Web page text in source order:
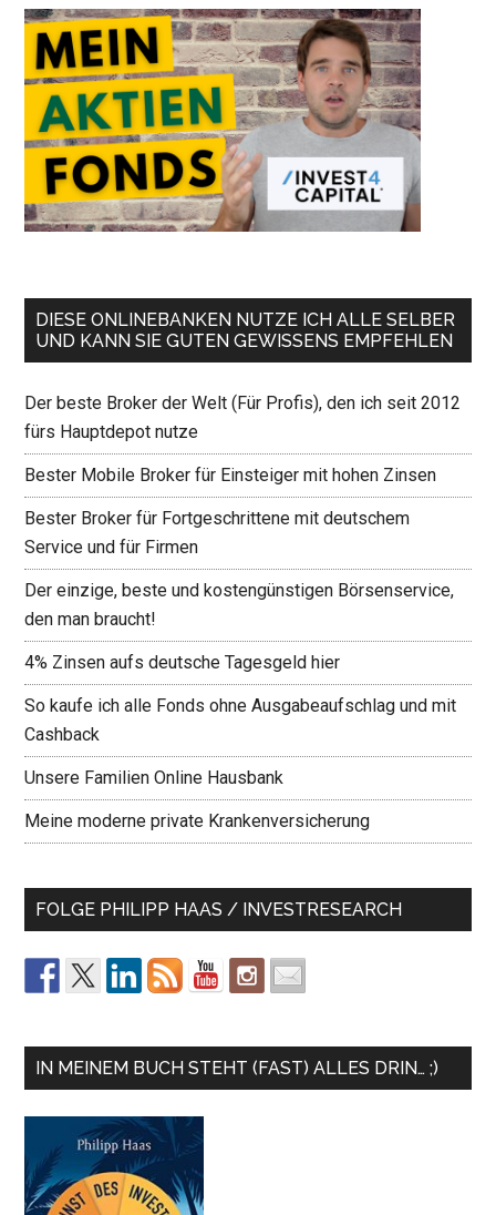
DIESE ONLINEBANKEN NUTZE ICH ALLE SELBER
UND KANN SIE GUTEN GEWISSENS EMPFEHLEN
Der beste Broker der Welt (Für Profis), den ich seit 2012
fürs Hauptdepot nutze
Bester Mobile Broker für Einsteiger mit hohen Zinsen
Bester Broker für Fortgeschrittene mit deutschem
Service und für Firmen
Der einzige, beste und kostengünstigen Börsenservice,
den man braucht!
4% Zinsen aufs deutsche Tagesgeld hier
So kaufe ich alle Fonds ohne Ausgabeaufschlag und mit
Cashback
Unsere Familien Online Hausbank
Meine moderne private Krankenversicherung
FOLGE PHILIPP HAAS / INVESTRESEARCH
IN MEINEM BUCH STEHT (FAST) ALLES DRIN… ;)